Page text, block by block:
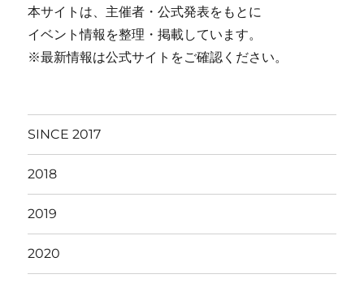
本サイトは、主催者・公式発表をもとに
イベント情報を整理・掲載しています。
※最新情報は公式サイトをご確認ください。
SINCE 2017
2018
2019
2020